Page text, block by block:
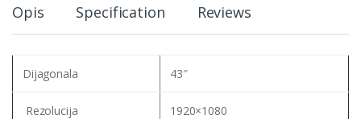
Opis Specification Reviews
Dijagonala 43″
Rezolucija 1920×1080